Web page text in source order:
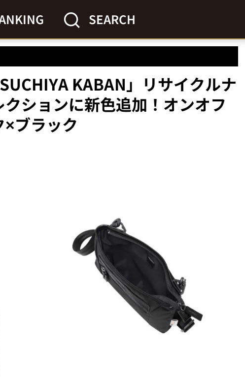
SEARCH
KABAN」リサイクルナ
ションに新色追加！オンオフ
ブラック